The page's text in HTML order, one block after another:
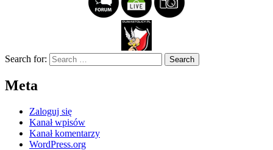
Search for:
Meta
Zaloguj się
Kanał wpisów
Kanał komentarzy
WordPress.org